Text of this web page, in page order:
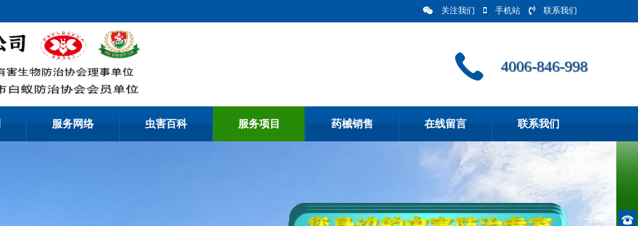
关注我们 手机站 联系我们
4006-846-998
服务网络 虫害百科 服务项目 药械销售 在线留言 联系我们